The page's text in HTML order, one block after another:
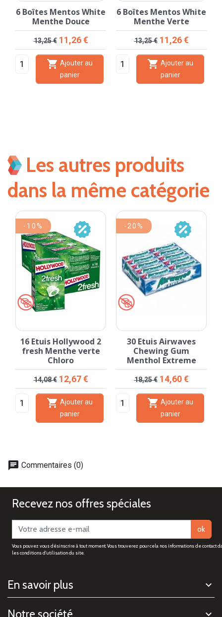
6 Boîtes Mentos White
Menthe Douce
Prix de base
13,25 € Prix
11,26 €
 Ajouter au
panier
6 Boîtes Mentos White
Menthe Verte
Prix de base
13,25 € Prix
11,26 €
 Ajouter au
panier
Les autres produits
dans la même catégorie
16 Etuis Hollywood 2
fresh Menthe verte
Chloro
Prix de base
14,08 € Prix
12,67 €
 Ajouter au
panier
-10%
30 Etuis Airwaves
Chewing Gum
Menthol Extreme
Prix de base
18,25 € Prix
14,60 €
 Ajouter au
panier
-20%
chat Commentaires (0)
Recevez nos offres spéciales
ok
Vous pouvez vous désinscrire à tout moment. Vous trouverez pour cela nos informations de contact
les conditions d'utilisation du site.
En savoir plus
Notre société